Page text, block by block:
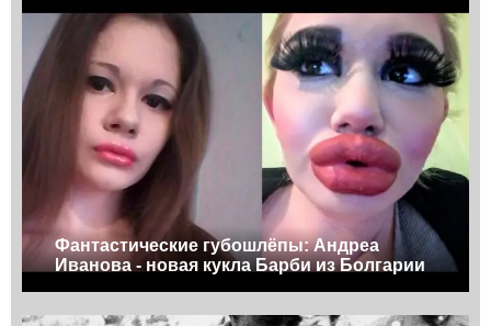
Фантастические губошлёпы: Андреа
Иванова - новая кукла Барби из Болгарии